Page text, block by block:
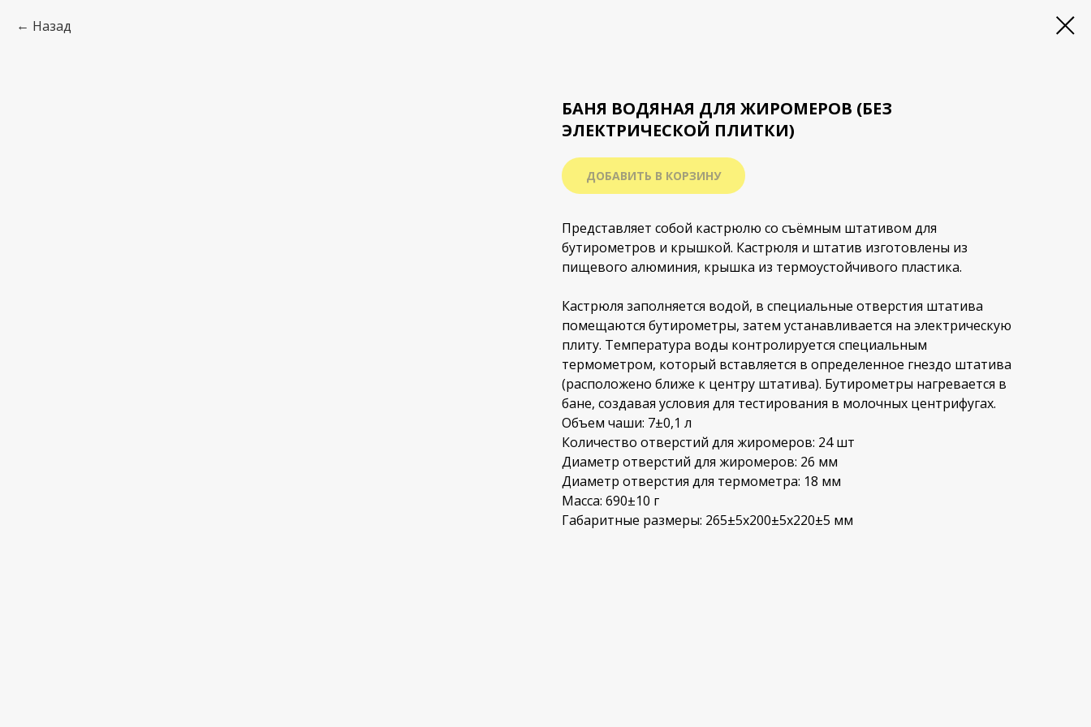
Назад
БАНЯ ВОДЯНАЯ ДЛЯ ЖИРОМЕРОВ (БЕЗ
ЭЛЕКТРИЧЕСКОЙ ПЛИТКИ)
ДОБАВИТЬ В КОРЗИНУ
Представляет собой кастрюлю со съёмным штативом для
бутирометров и крышкой. Кастрюля и штатив изготовлены из
пищевого алюминия, крышка из термоустойчивого пластика.
Кастрюля заполняется водой, в специальные отверстия штатива
помещаются бутирометры, затем устанавливается на электрическую
плиту. Температура воды контролируется специальным
термометром, который вставляется в определенное гнездо штатива
(расположено ближе к центру штатива). Бутирометры нагревается в
бане, создавая условия для тестирования в молочных центрифугах.
Объем чаши: 7±0,1 л
Количество отверстий для жиромеров: 24 шт
Диаметр отверстий для жиромеров: 26 мм
Диаметр отверстия для термометра: 18 мм
Масса: 690±10 г
Габаритные размеры: 265±5х200±5х220±5 мм